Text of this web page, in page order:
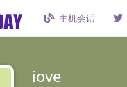
主机会话
iove